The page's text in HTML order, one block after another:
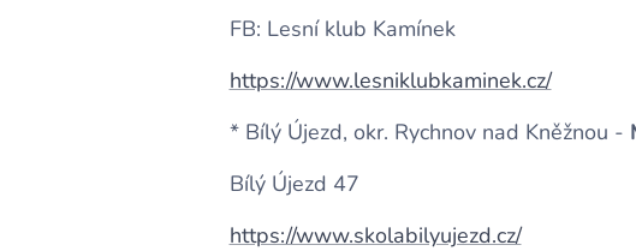
FB: Lesní klub Kamínek
https://www.lesniklubkaminek.cz/
* Bílý Újezd, okr. Rychnov nad Kněžnou -
Bílý Újezd 47
https://www.skolabilyujezd.cz/